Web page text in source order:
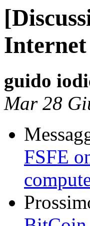
Internet
guido
Mar 28
FSFE